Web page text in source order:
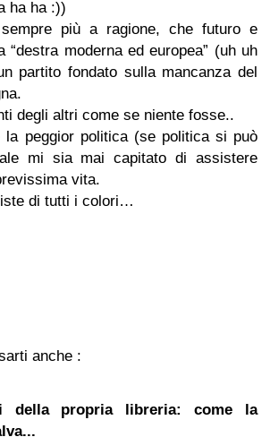
ha ha :))
più a ragione, che futuro e
“destra moderna ed europea” (uh uh
partito fondato sulla mancanza del
degli altri come se niente fosse..
la peggior politica (se politica si può
mi sia mai capitato di assistere
vita.
di tutti i colori…
anche :
della propria libreria: come la